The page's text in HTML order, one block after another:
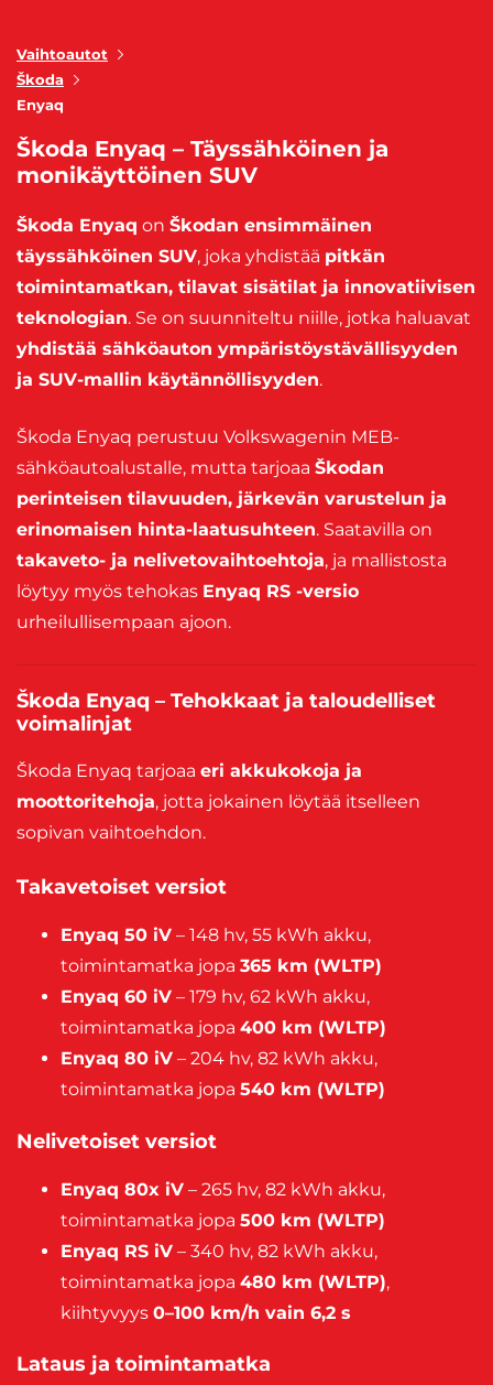
Vaihtoautot
Škoda
Enyaq
Škoda Enyaq – Täyssähköinen ja
monikäyttöinen SUV
Škoda Enyaq on Škodan ensimmäinen
täyssähköinen SUV, joka yhdistää pitkän
toimintamatkan, tilavat sisätilat ja innovatiivisen
teknologian. Se on suunniteltu niille, jotka haluavat
yhdistää sähköauton ympäristöystävällisyyden
ja SUV-mallin käytännöllisyyden.
Škoda Enyaq perustuu Volkswagenin MEB-
sähköautoalustalle, mutta tarjoaa Škodan
perinteisen tilavuuden, järkevän varustelun ja
erinomaisen hinta-laatusuhteen. Saatavilla on
takaveto- ja nelivetovaihtoehtoja, ja mallistosta
löytyy myös tehokas Enyaq RS -versio
urheilullisempaan ajoon.
Škoda Enyaq – Tehokkaat ja taloudelliset
voimalinjat
Škoda Enyaq tarjoaa eri akkukokoja ja
moottoritehoja, jotta jokainen löytää itselleen
sopivan vaihtoehdon.
Takavetoiset versiot
Enyaq 50 iV – 148 hv, 55 kWh akku,
toimintamatka jopa 365 km (WLTP)
Enyaq 60 iV – 179 hv, 62 kWh akku,
toimintamatka jopa 400 km (WLTP)
Enyaq 80 iV – 204 hv, 82 kWh akku,
toimintamatka jopa 540 km (WLTP)
Nelivetoiset versiot
Enyaq 80x iV – 265 hv, 82 kWh akku,
toimintamatka jopa 500 km (WLTP)
Enyaq RS iV – 340 hv, 82 kWh akku,
toimintamatka jopa 480 km (WLTP),
kiihtyvyys 0–100 km/h vain 6,2 s
Lataus ja toimintamatka